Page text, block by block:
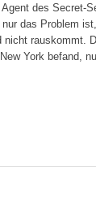
des Secret-
das Problem
nicht rauskommt.
York befand,